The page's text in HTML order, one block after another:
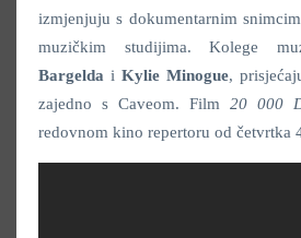
izmjenjuju s dokumentarnim
muzičkim studijima. Kolege
Bargelda i Kylie Minogue,
zajedno s Caveom. Film 20 000
redovnom kino repertoru od četvrtka